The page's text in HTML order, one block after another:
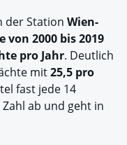
der Station Wien-
von 2000 bis 2019
pro Jahr. Deutlich
mit25,5 pro
fast jede 14
ab und geht in